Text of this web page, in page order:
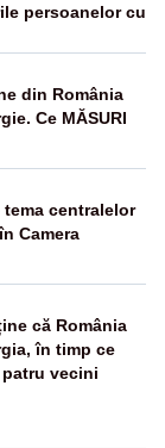
persoanelor cu
din România
Ce MĂSURI
tema centralelor
Camera
că România
în timp ce
vecini